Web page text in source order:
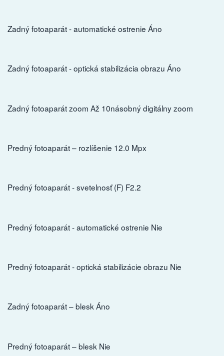
Zadný fotoaparát - automatické ostrenie Áno
Zadný fotoaparát - optická stabilizácia obrazu Áno
Zadný fotoaparát zoom Až 10násobný digitálny zoom
Predný fotoaparát – rozlíšenie 12.0 Mpx
Predný fotoaparát - svetelnosť (F) F2.2
Predný fotoaparát - automatické ostrenie Nie
Predný fotoaparát - optická stabilizácie obrazu Nie
Zadný fotoaparát – blesk Áno
Predný fotoaparát – blesk Nie